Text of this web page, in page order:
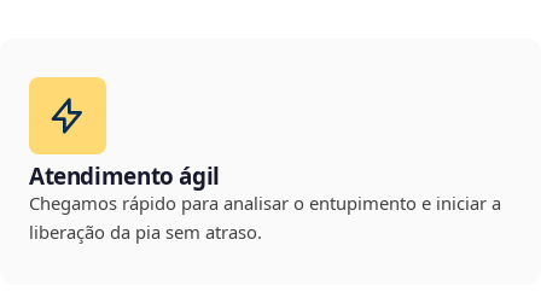
Atendimento ágil
Chegamos rápido para analisar o entupimento e iniciar a
liberação da pia sem atraso.